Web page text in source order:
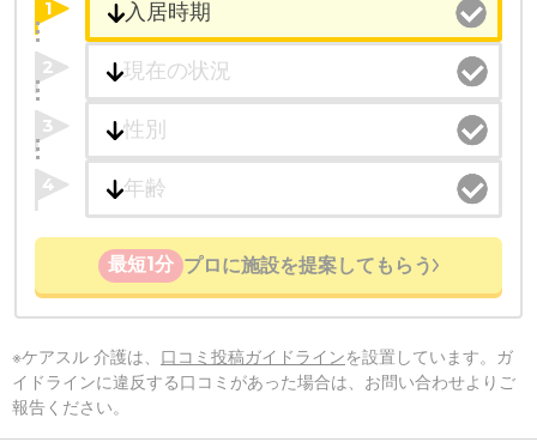
1
2
3
4
最短1分 プロに施設を提案してもらう
※ケアスル 介護は、 口コミ投稿ガイドラインを設置しています。ガ
イドラインに違反する口コミがあった場合は、お問い合わせよりご
報告ください。